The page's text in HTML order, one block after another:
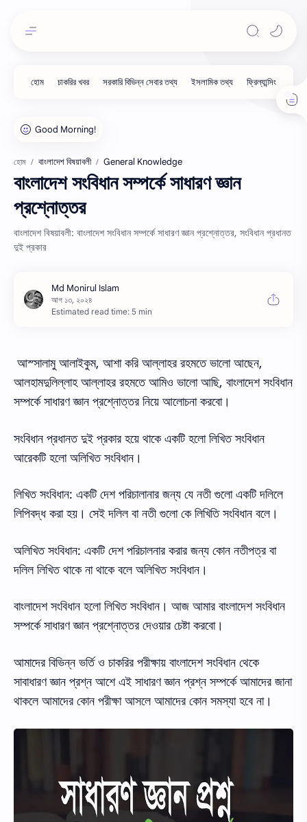
হোম বাংলাদেশ বিষয়াবলী General Knowledge
বাংলাদেশ সংবিধান সম্পর্কে সাধারণ জ্ঞান
প্রশ্নোত্তর
বাংলাদেশ বিষয়াবলী: বাংলাদেশ সংবিধান সম্পর্কে সাধারণ জ্ঞান প্রশ্নোত্তর, সংবিধান প্রধানত
দুই প্রকার
Estimated read time: 5 min
আস্সালামু আলাইকুম, আশা করি আল্লাহর রহমতে ভালো আছেন,
আলহামদুলিল্লাহ আল্লাহর রহমতে আমিও ভালো আছি, বাংলাদেশ সংবিধান
সম্পর্কে সাধারণ জ্ঞান প্রশ্নোত্তর নিয়ে আলোচনা করবো।
সংবিধান প্রধানত দুই প্রকার হয়ে থাকে একটি হলো লিখিত সংবিধান
আরেকটি হলো অলিখিত সংবিধান।
লিখিত সংবিধান: একটি দেশ পরিচালানার জন্য যে নতী গুলো একটি দলিলে
লিপিবদ্ধ করা হয়। সেই দলিল বা নতী গুলো কে লিখিতি সংবিধান বলে।
অলিখিত সংবিধান: একটি দেশ পরিচালনার করার জন্য কোন নতীপত্র বা
দলিল লিখিত থাকে না থাকে বলে অলিখিত সংবিধান।
বাংলাদেশ সংবিধান হলো লিখিত সংবিধান। আজ আমার বাংলাদেশ সংবিধান
সম্পর্কে সাধারণ জ্ঞান প্রশ্নোত্তর দেওয়ার চেষ্টা করবো।
আমাদের বিভিন্ন ভর্তি ও চাকরির পরীক্ষায় বাংলাদেশ সংবিধান থেকে
সাবাধারণ জ্ঞান প্রশ্ন আশে এই সাধারণ জ্ঞান প্রশ্ন সম্পর্কে আমাদের জানা
থাকলে আমাদের কোন পরীক্ষা আসলে আমাদের কোন সমস্যা হবে না।